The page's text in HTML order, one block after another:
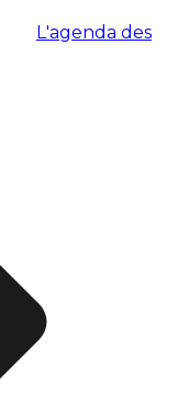
L'agenda des